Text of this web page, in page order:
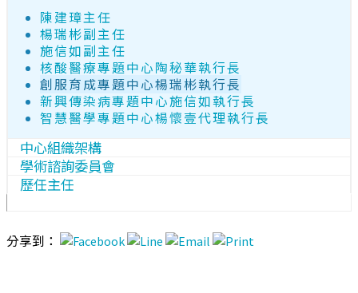
陳建璋主任
楊瑞彬副主任
施信如副主任
核酸醫療專題中心陶秘華執行長
創服育成專題中心楊瑞彬執行長
新興傳染病專題中心施信如執行長
智慧醫學專題中心楊懷壹代理執行長
中心組織架構
學術諮詢委員會
歷任主任
分享到：